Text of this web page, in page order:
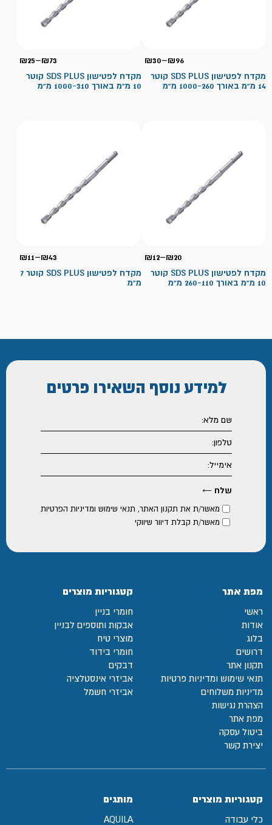
₪30–₪96
עד
מקדח לפטישון SDS PLUS קוטר
14 מ"מ באורך 1000-260 מ"מ
₪25–₪73
מקדח לפטישון SDS PLUS קוטר
10 מ"מ באורך 1000-310 מ"מ
₪12–₪20
⁦₪12⁩
עד
מקדח לפטישון SDS PLUS קוטר
10 מ"מ באורך 260-110 מ"מ
₪11–₪43
מקדח לפטישון SDS PLUS קוטר 7
מ"מ
למידע נוסף השאירו פרטים
מאשר/ת את תקנון האתר, תנאי שימוש ומדיניות הפרטיות
מאשר/ת קבלת דיוור שיווקי
מפת אתר
ראשי
אודות
בלוג
דרושים
תקנון אתר
תנאי שימוש ומדיניות פרטיות
מדיניות משלוחים
הצהרת נגישות
מפת אתר
ביטול עסקה
יצירת קשר
קטגוריות מוצרים
חומרי בניין
אבקות ותוספים לבניין
מוצרי טיח
חומרי בידוד
דבקים
אביזרי אינסטלציה
אביזרי חשמל
קטגוריות מוצרים
כלי עבודה
מותגים
AQUILA